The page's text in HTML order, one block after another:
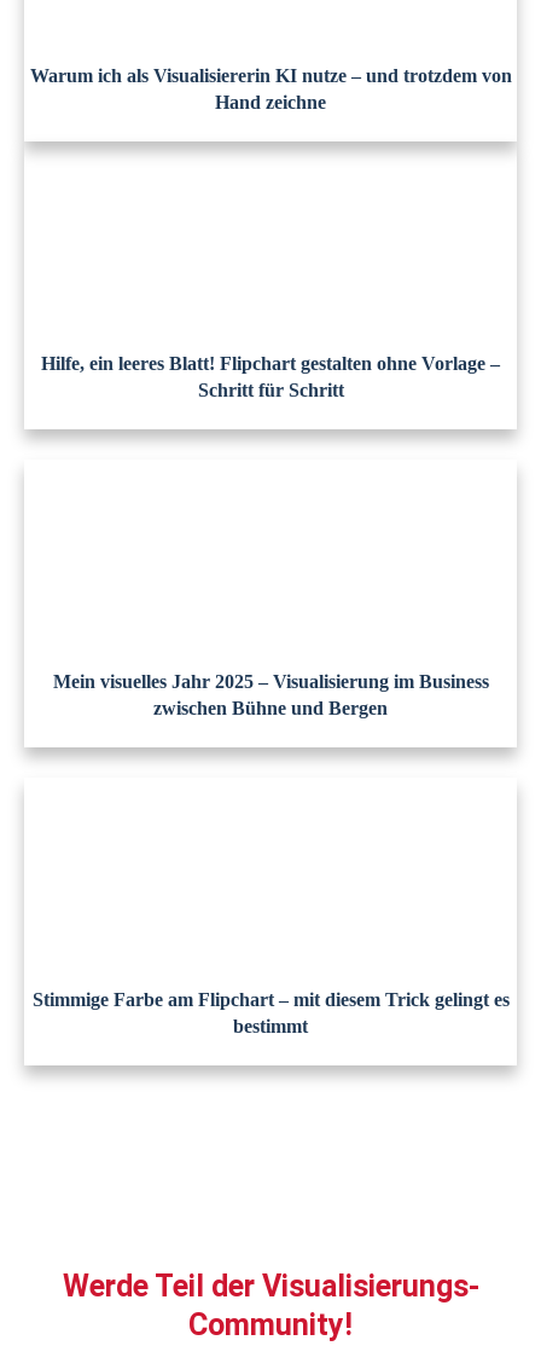
Warum ich als Visualisiererin KI nutze – und trotzdem von
Hand zeichne
Hilfe, ein leeres Blatt! Flipchart gestalten ohne Vorlage –
Schritt für Schritt
Mein visuelles Jahr 2025 – Visualisierung im Business
zwischen Bühne und Bergen
Stimmige Farbe am Flipchart – mit diesem Trick gelingt es
bestimmt
Werde Teil der Visualisierungs-
Community!